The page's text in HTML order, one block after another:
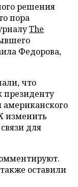
решения
пора
The
Федорова,
что
президенту
изменить
для
оставили